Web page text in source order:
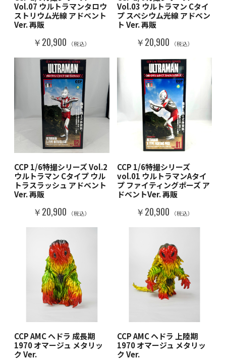
Vol.07 ウルトラマンタロウ
ストリウム光線 アドベント
Ver. 再販
￥20,900 （税込）
Vol.03 ウルトラマン Cタイ
プ スペシウム光線 アドベン
ト Ver. 再販
￥20,900 （税込）
CCP 1/6特撮シリーズ Vol.2
ウルトラマン Cタイプ ウル
トラスラッシュ アドベント
Ver. 再販
￥20,900 （税込）
CCP 1/6特撮シリーズ
vol.01 ウルトラマンAタイ
プ ファイティングポーズ ア
ドベントVer. 再販
￥20,900 （税込）
CCP AMC ヘドラ 成長期
1970 オマージュ メタリッ
ク Ver.
CCP AMC ヘドラ 上陸期
1970 オマージュ メタリッ
ク Ver.